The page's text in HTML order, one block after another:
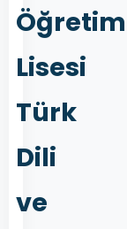
Öğretim
Lisesi
Türk
Dili
ve